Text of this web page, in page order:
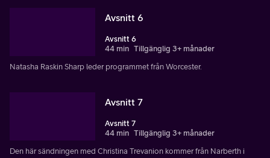
Avsnitt 6
Avsnitt 6
44 min Tillgänglig 3+ månader
Natasha Raskin Sharp leder programmet från Worcester.
Avsnitt 7
Avsnitt 7
44 min Tillgänglig 3+ månader
Den här sändningen med Christina Trevanion kommer från Narberth i